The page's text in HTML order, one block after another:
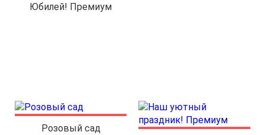
Юбилей! Премиум
Розовый сад